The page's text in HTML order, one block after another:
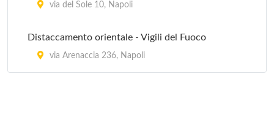
via Dante a Secondigliano 101, Napoli
via del Sole 10, Napoli
Distaccamento orientale - Vigili del Fuoco
via Arenaccia 236, Napoli